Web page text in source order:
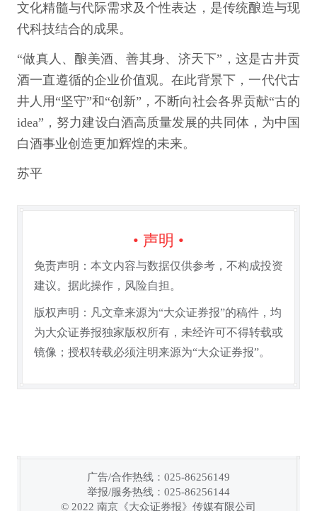
文化精髓与代际需求及个性表达，是传统酿造与现
代科技结合的成果。
“做真人、酿美酒、善其身、济天下”，这是古井贡
酒一直遵循的企业价值观。在此背景下，一代代古
井人用“坚守”和“创新”，不断向社会各界贡献“古的
idea”，努力建设白酒高质量发展的共同体，为中国
白酒事业创造更加辉煌的未来。
苏平
• 声明 •
免责声明：本文内容与数据仅供参考，不构成投资
建议。据此操作，风险自担。
版权声明：凡文章来源为“大众证券报”的稿件，均
为大众证券报独家版权所有，未经许可不得转载或
镜像；授权转载必须注明来源为“大众证券报”。
广告/合作热线：025-86256149
举报/服务热线：025-86256144
© 2022 南京《大众证券报》传媒有限公司
链接复制成功！